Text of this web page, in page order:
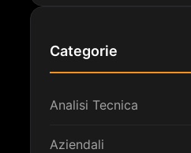
Categorie
Analisi Tecnica
Aziendali